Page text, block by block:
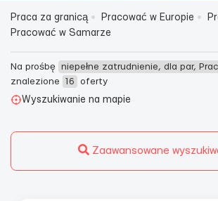
Praca za granicą Pracować w Europie
Pracować w Samarze
Na prośbę niepełne zatrudnienie, dla par,
znalezione
16
oferty
Wyszukiwanie na mapie
Zaawansowane